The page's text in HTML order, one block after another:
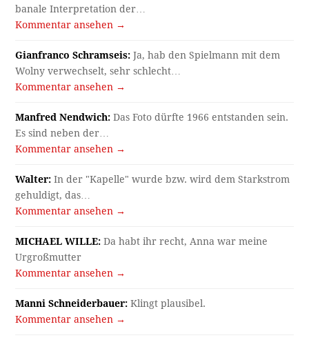
banale Interpretation der…
Kommentar ansehen →
Gianfranco Schramseis: Ja, hab den Spielmann mit dem
Wolny verwechselt, sehr schlecht…
Kommentar ansehen →
Manfred Nendwich: Das Foto dürfte 1966 entstanden sein.
Es sind neben der…
Kommentar ansehen →
Walter: In der "Kapelle" wurde bzw. wird dem Starkstrom
gehuldigt, das…
Kommentar ansehen →
MICHAEL WILLE: Da habt ihr recht, Anna war meine
Urgroßmutter
Kommentar ansehen →
Manni Schneiderbauer: Klingt plausibel.
Kommentar ansehen →